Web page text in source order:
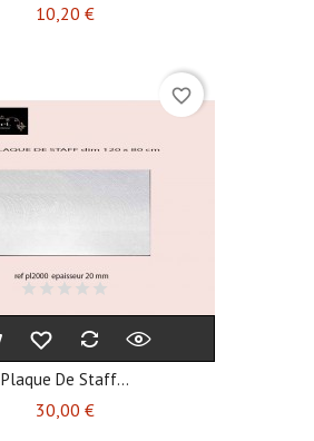
10,20 €Prix
Plaque De Staff...
30,00 €Prix
favorite_border